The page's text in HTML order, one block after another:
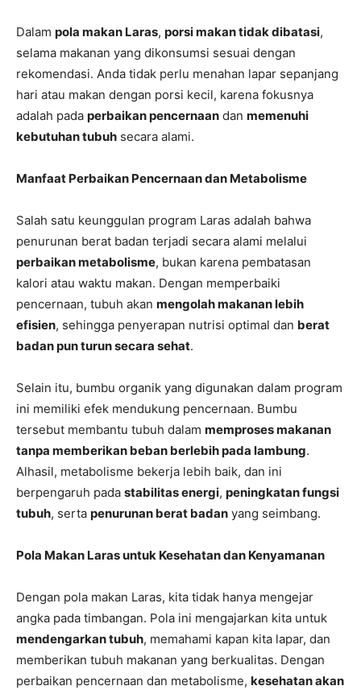
Dalam pola makan Laras, porsi makan tidak dibatasi,
selama makanan yang dikonsumsi sesuai dengan
rekomendasi. Anda tidak perlu menahan lapar sepanjang
hari atau makan dengan porsi kecil, karena fokusnya
adalah pada perbaikan pencernaan dan memenuhi
kebutuhan tubuh secara alami.
Manfaat Perbaikan Pencernaan dan Metabolisme
Salah satu keunggulan program Laras adalah bahwa
penurunan berat badan terjadi secara alami melalui
perbaikan metabolisme, bukan karena pembatasan
kalori atau waktu makan. Dengan memperbaiki
pencernaan, tubuh akan mengolah makanan lebih
efisien, sehingga penyerapan nutrisi optimal dan berat
badan pun turun secara sehat.
Selain itu, bumbu organik yang digunakan dalam program
ini memiliki efek mendukung pencernaan. Bumbu
tersebut membantu tubuh dalam memproses makanan
tanpa memberikan beban berlebih pada lambung.
Alhasil, metabolisme bekerja lebih baik, dan ini
berpengaruh pada stabilitas energi, peningkatan fungsi
tubuh, serta penurunan berat badan yang seimbang.
Pola Makan Laras untuk Kesehatan dan Kenyamanan
Dengan pola makan Laras, kita tidak hanya mengejar
angka pada timbangan. Pola ini mengajarkan kita untuk
mendengarkan tubuh, memahami kapan kita lapar, dan
memberikan tubuh makanan yang berkualitas. Dengan
perbaikan pencernaan dan metabolisme, kesehatan akan